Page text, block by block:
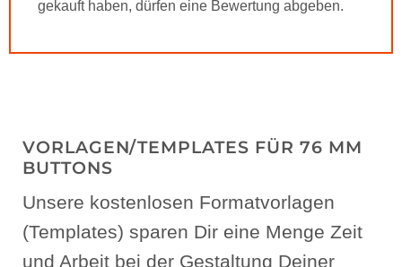
gekauft haben, dürfen eine Bewertung abgeben.
VORLAGEN/TEMPLATES FÜR 76 MM
BUTTONS
Unsere kostenlosen Formatvorlagen
(Templates) sparen Dir eine Menge Zeit
und Arbeit bei der Gestaltung Deiner